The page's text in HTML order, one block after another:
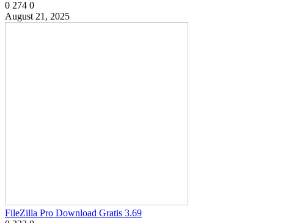
0 274 0
August 21, 2025
FileZilla Pro Download Gratis 3.69